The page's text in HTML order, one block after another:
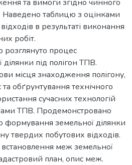
та вимоги згідно чинного
таблицю з оцінками
в результаті виконання
робіт.
розглянуто процес
під полігон ТПВ.
місця знаходження полігону,
обґрунтування технічного
сучасних технологій
ТПВ. Продемонстровано
формування земельної ділянки
твердих побутових відходів.
меж земельної
план, опис меж.